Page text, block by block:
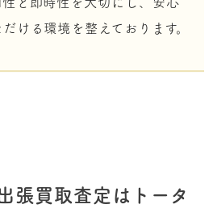
ける環境を整えております。
張買取査定はトータ